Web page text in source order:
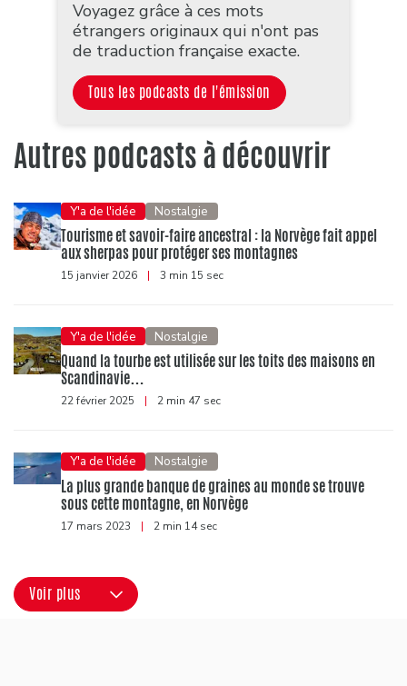
Voyagez grâce à ces mots
étrangers originaux qui n'ont pas
de traduction française exacte.
Tous les podcasts de l'émission
Autres podcasts à découvrir
Y'a de l'idée Nostalgie
Tourisme et savoir-faire ancestral : la Norvège fait appel
aux sherpas pour protéger ses montagnes
15 janvier 2026 | 3 min 15 sec
Y'a de l'idée Nostalgie
Quand la tourbe est utilisée sur les toits des maisons en
Scandinavie…
22 février 2025 | 2 min 47 sec
Y'a de l'idée Nostalgie
La plus grande banque de graines au monde se trouve
sous cette montagne, en Norvège
17 mars 2023 | 2 min 14 sec
Voir plus